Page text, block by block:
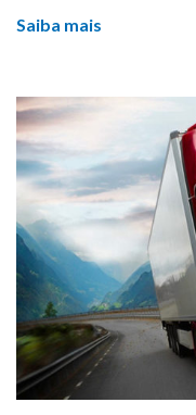
Saiba mai